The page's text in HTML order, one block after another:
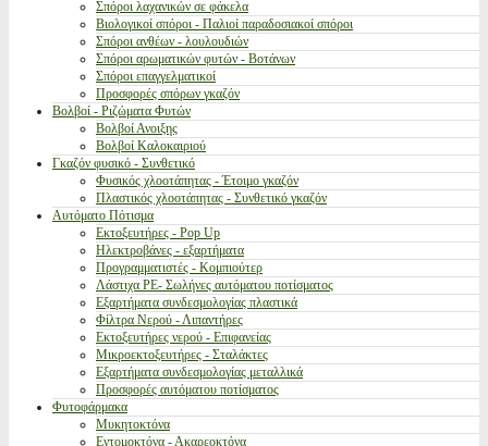
Σπόροι λαχανικών σε φάκελα
Βιολογικοί σπόροι - Παλιοί παραδοσιακοί σπόροι
Σπόροι ανθέων - λουλουδιών
Σπόροι αρωματικών φυτών - Βοτάνων
Σπόροι επαγγελματικοί
Προσφορές σπόρων γκαζόν
Βολβοί - Ριζώματα Φυτών
Βολβοί Ανοιξης
Βολβοί Καλοκαιριού
Γκαζόν φυσικό - Συνθετικό
Φυσικός χλοοτάπητας - Έτοιμο γκαζόν
Πλαστικός χλοοτάπητας - Συνθετικό γκαζόν
Αυτόματο Πότισμα
Εκτοξευτήρες - Pop Up
Ηλεκτροβάνες - εξαρτήματα
Προγραμματιστές - Κομπιούτερ
Λάστιχα PE- Σωλήνες αυτόματου ποτίσματος
Εξαρτήματα συνδεσμολογίας πλαστικά
Φίλτρα Νερού - Λιπαντήρες
Εκτοξευτήρες νερού - Επιφανείας
Μικροεκτοξευτήρες - Σταλάκτες
Εξαρτήματα συνδεσμολογίας μεταλλικά
Προσφορές αυτόματου ποτίσματος
Φυτοφάρμακα
Μυκητοκτόνα
Εντομοκτόνα - Ακαρεοκτόνα